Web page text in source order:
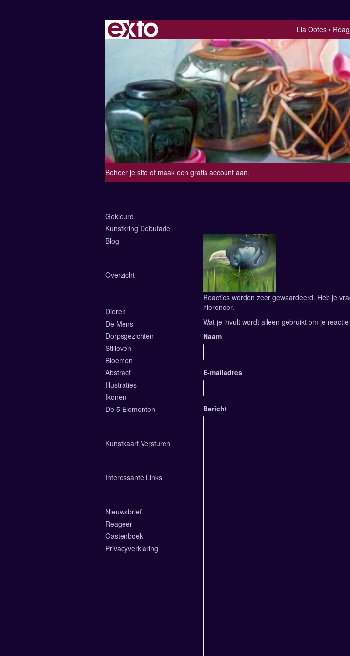
Lia Ootes
Beheer je site of maak een gratis account aan.
Reacties worden zeer gewaardeerd. Heb je
hieronder.
Wat je invult wordt alleen gebruikt om je
Naam
E-mailadres
Bericht
Gekleurd
Kunstkring Debutade
Blog
Overzicht
Dieren
De Mens
Dorpsgezichten
Stilleven
Bloemen
Abstract
Illustraties
Ikonen
De 5 Elementen
Kunstkaart Versturen
Interessante Links
Nieuwsbrief
Reageer
Gastenboek
Privacyverklaring